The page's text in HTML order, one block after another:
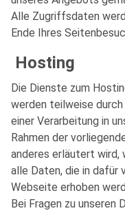
Alle Zugriffsdaten
Ende Ihres
Hosting
Die Dienste zum
werden teilweise
einer Verarbeitung in
Rahmen der
anderes erläutert
alle Daten, die in dafür
Webseite erhoben
Bei Fragen zu unseren